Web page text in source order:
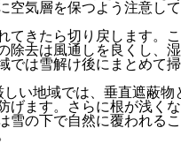
空気層を保つよう注意し
てきたら切り戻します。
除去は風通しを良くし、
では雪解け後にまとめて
い地域では、垂直遮蔽
げます。さらに根が浅く
雪の下で自然に覆われる